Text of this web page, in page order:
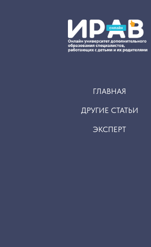
ГЛАВНАЯ
ДРУГИЕ СТАТЬИ
ЭКСПЕРТ